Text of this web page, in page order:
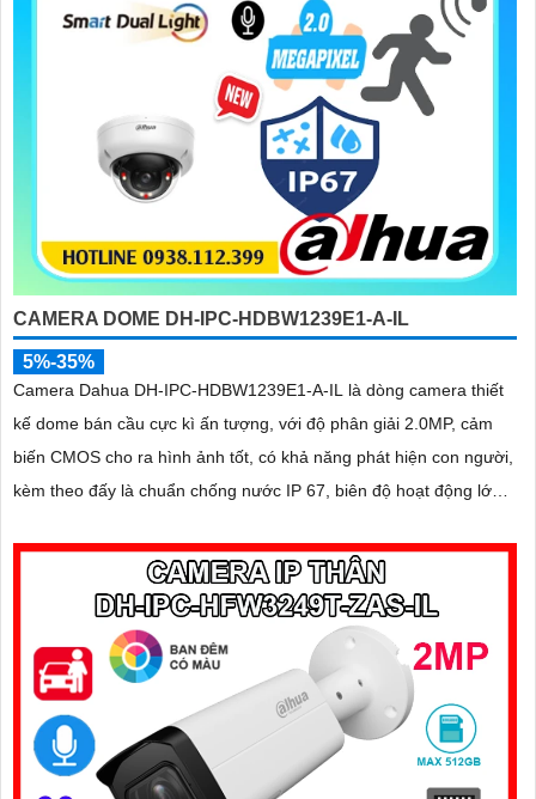
CAMERA DOME DH-IPC-HDBW1239E1-A-IL
5%-35%
Camera Dahua DH-IPC-HDBW1239E1-A-IL là dòng camera thiết
kế dome bán cầu cực kì ấn tượng, với độ phân giải 2.0MP, cảm
biến CMOS cho ra hình ảnh tốt, có khả năng phát hiện con người,
kèm theo đấy là chuẩn chống nước IP 67, biên độ hoạt động lớn